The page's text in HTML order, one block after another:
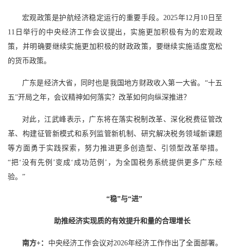
宏观政策是护航经济稳定运行的重要手段。2025年12月10日至
11日举行的中央经济工作会议提出，实施更加积极有为的宏观政
策，并明确要继续实施更加积极的财政政策，要继续实施适度宽松
的货币政策。
广东是经济大省，同时也是我国地方财政收入第一大省。“十五
五”开局之年，会议精神如何落实？改革如何向纵深推进？
对此，江武峰表示，广东将在落实税制改革、深化税费征管改
革、构建征管新模式和系列监管新机制、研究解决税务领域新课题
等方面勇于实践探索，努力推进更多创造型、引领型改革举措。
“把‘没有先例’变成‘成功范例’，为全国税务系统提供更多广东经
验。”
“稳”与“进”
助推经济实现质的有效提升和量的合理增长
南方+： 中央经济工作会议对2026年经济工作作出了全面部署。